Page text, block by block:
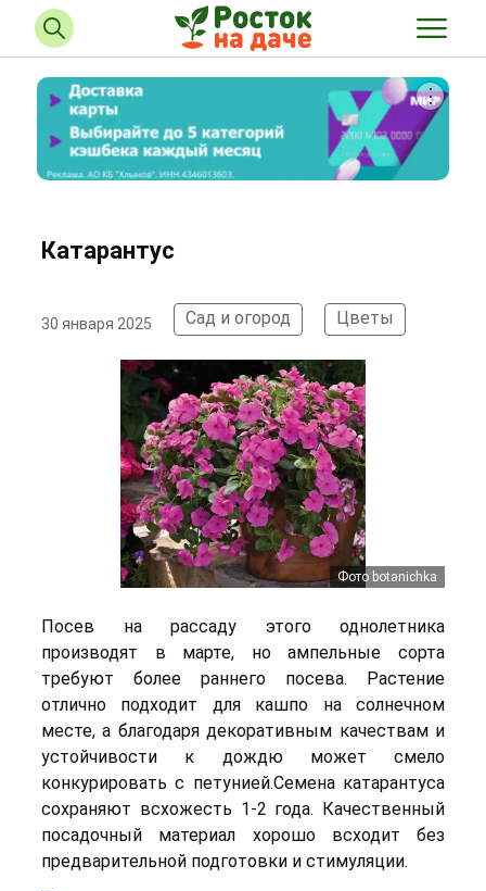
Катарантус
30 января 2025 Сад и огород Цветы
Фото botanichka
Посев на рассаду этого однолетника
производят в марте, но ампельные сорта
требуют более раннего посева. Растение
отлично подходит для кашпо на солнечном
месте, а благодаря декоративным качествам и
устойчивости к дождю может смело
конкурировать с петунией.Семена катарантуса
сохраняют всхожесть 1-2 года. Качественный
посадочный материал хорошо всходит без
предварительной подготовки и стимуляции.